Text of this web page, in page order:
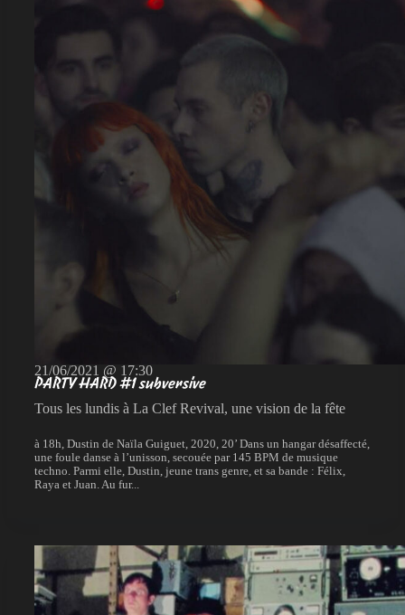
21/06/2021 @ 17:30
PARTY HARD #1 subversive
Tous les lundis à La Clef Revival, une vision de la fête
à 18h, Dustin de Naïla Guiguet, 2020, 20’ Dans un hangar désaffecté,
une foule danse à l’unisson, secouée par 145 BPM de musique
techno. Parmi elle, Dustin, jeune trans genre, et sa bande : Félix,
Raya et Juan. Au fur...